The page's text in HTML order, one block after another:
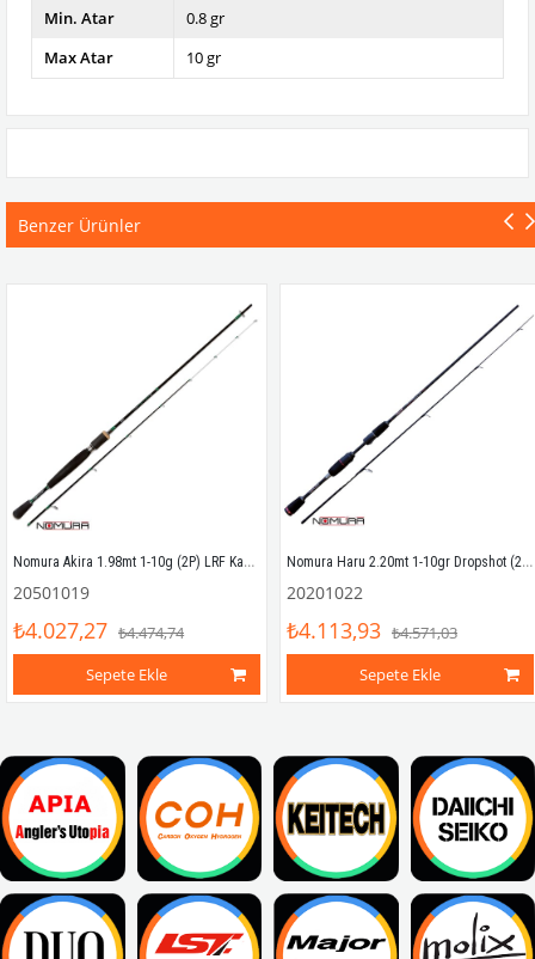
Min. Atar
0.8 gr
Max Atar
10 gr
Benzer Ürünler
Nomura Akira 1.98mt 1-10g (2P) LRF Kamışı
20501019
₺4.027,27 ₺4.474,74
Sepete Ekle
Nomura Haru 2.20mt 1-10gr Dropshot (2P) LRF Kamışı
20201022
₺4.113,93 ₺4.571,03
Sepete Ekle